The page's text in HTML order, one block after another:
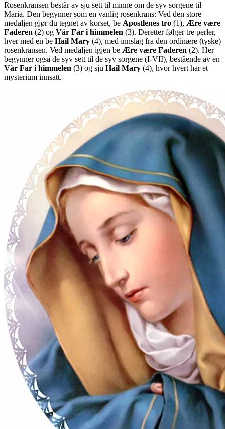
Rosenkransen består av sju sett til minne om de syv sorgene til
Maria. Den begynner som en vanlig rosenkrans: Ved den store
medaljen gjør du tegnet av korset, be Apostlenes tro (1), Ære være
Faderen (2) og Vår Far i himmelen (3). Deretter følger tre perler,
hver med en be Hail Mary (4), med innslag fra den ordinære (tyske)
rosenkransen. Ved medaljen igjen be Ære være Faderen (2). Her
begynner også de syv sett til de syv sorgene (I-VII), bestående av en
Vår Far i himmelen (3) og sju Hail Mary (4), hvor hvert har et
mysterium innsatt.
Innslag ved de første tre perlene
... Jesus, som øker troen i oss.
... Jesus, som styrker håpet vårt.